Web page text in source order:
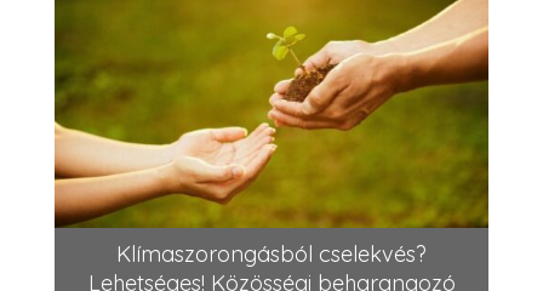
Klímaszorongásból cselekvés?
Lehetséges! Közösségi beharangozó